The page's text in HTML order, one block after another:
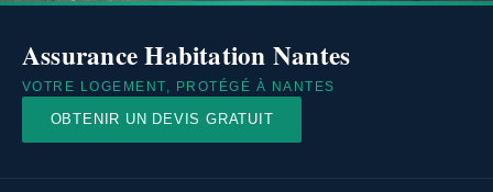
Assurance Habitation Nantes
VOTRE LOGEMENT, PROTÉGÉ À NANTES
OBTENIR UN DEVIS GRATUIT